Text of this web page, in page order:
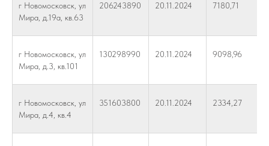
г Новомосковск, ул
Мира, д.19а, кв.63
206243890 20.11.2024 7180,71
г Новомосковск, ул
Мира, д.3, кв.101
130298990 20.11.2024 9098,96
г Новомосковск, ул
Мира, д.4, кв.4
351603800 20.11.2024 2334,27